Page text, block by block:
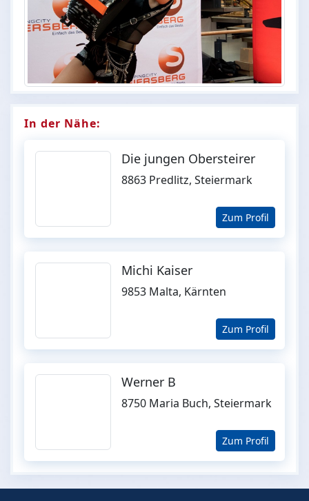
In der Nähe:
Die jungen Obersteirer
8863 Predlitz, Steiermark
Zum Profil
Michi Kaiser
9853 Malta, Kärnten
Zum Profil
Werner B
8750 Maria Buch, Steiermark
Zum Profil